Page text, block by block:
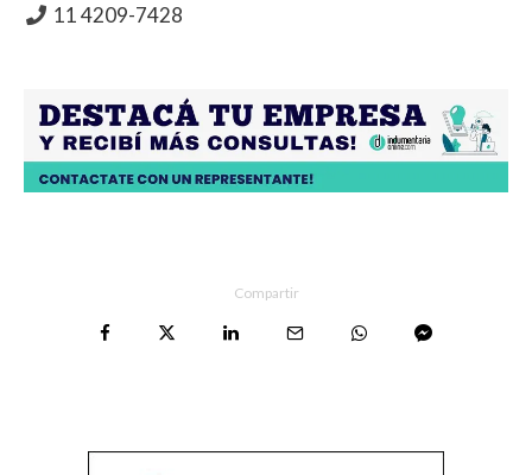
11 4209-7428
Compartir